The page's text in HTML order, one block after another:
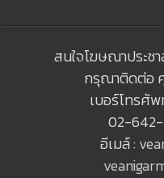
สนใจโฆษณาประ
กรุณาติดต่อ
เบอร์โทรศั
02-
อีเมล์ :